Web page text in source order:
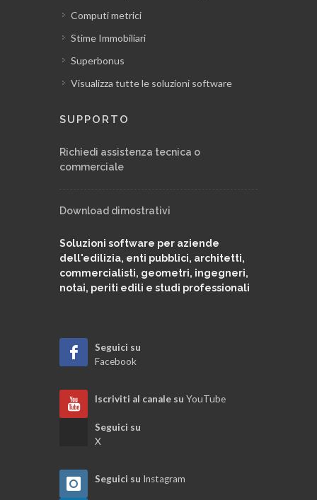
Computi metrici
Stime Immobiliari
Superbonus
Visualizza tutte le soluzioni software
SUPPORTO
Richiedi assistenza tecnica o
commerciale
Download dimostrativi
Soluzioni software per aziende
dell'edilizia, enti pubblici, architetti,
commercialisti, geometri, ingegneri,
notai, periti edili e studi professionali
Seguici su
Facebook
Iscriviti al canale su YouTube
Seguici su
X
Seguici su Instagram